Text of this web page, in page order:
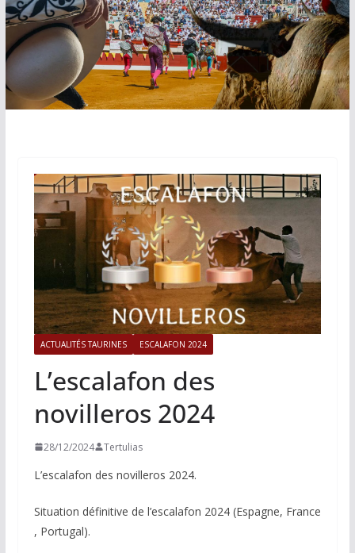
ACTUALITÉS TAURINES ESCALAFON 2024
L’escalafon des
novilleros 2024
28/12/2024 Tertulias
L’escalafon des novilleros 2024.
Situation définitive de l’escalafon 2024 (Espagne, France
, Portugal).